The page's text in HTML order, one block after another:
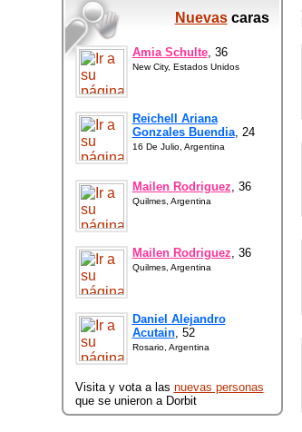
Nuevascaras
Amia Schulte, 36
New City, Estados Unidos
Reichell Ariana
Gonzales Buendia, 24
16 De Julio, Argentina
Mailen Rodriguez, 36
Quilmes, Argentina
Mailen Rodriguez, 36
Quilmes, Argentina
Daniel Alejandro
Acutain, 52
Rosario, Argentina
Visita y vota a las nuevas personas
que se unieron a Dorbit